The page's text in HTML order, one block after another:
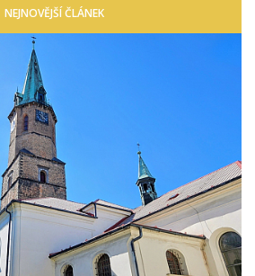
NEJNOVĚJŠÍ ČLÁNEK